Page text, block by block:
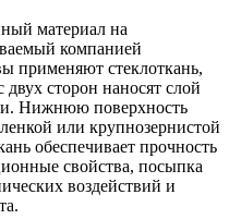
материал на
компанией
применяют стеклоткань,
двух сторон наносят слой
Нижнюю поверхность
или крупнозернистой
обеспечивает прочность
свойства, посыпка
воздействий и